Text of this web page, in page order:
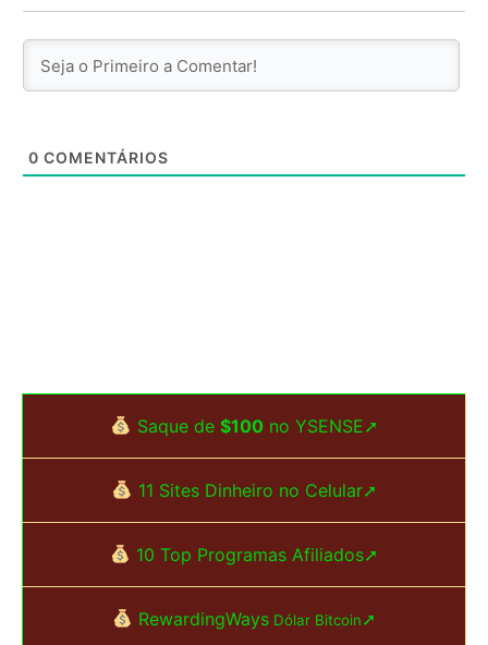
0 COMENTÁRIOS
Saque de $100no YSENSE➚
11 Sites Dinheiro no Celular➚
10 Top Programas Afiliados➚
RewardingWays Dólar Bitcoin➚